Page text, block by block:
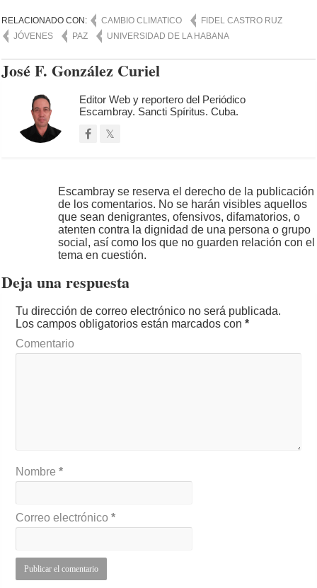
RELACIONADO CON: CAMBIO CLIMATICO
FIDEL CASTRO RUZ
JÓVENES
PAZ UNIVERSIDAD DE LA HABANA
José F. González Curiel
Editor Web y reportero del Periódico
Escambray. Sancti Spíritus. Cuba.
Escambray se reserva el derecho de la publicación
de los comentarios. No se harán visibles aquellos
que sean denigrantes, ofensivos, difamatorios, o
atenten contra la dignidad de una persona o grupo
social, así como los que no guarden relación con el
tema en cuestión.
Deja una respuesta
Tu dirección de correo electrónico no será publicada.
Los campos obligatorios están marcados con*
Comentario
Nombre*
Correo electrónico*